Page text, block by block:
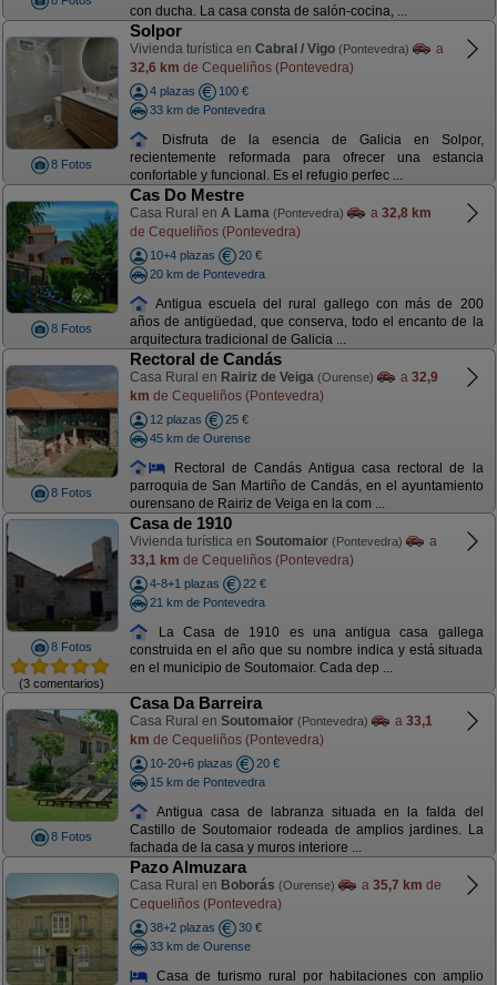
con ducha. La casa consta de salón-cocina, ...
8 Fotos
Solpor
Vivienda turística en Cabral / Vigo (Pontevedra)
a
32,6 km de Cequeliños (Pontevedra)
4 plazas
100 €
33 km de Pontevedra
Disfruta de la esencia de Galicia en Solpor,
recientemente reformada para ofrecer una estancia
confortable y funcional. Es el refugio perfec ...
8 Fotos
Cas Do Mestre
Casa Rural en A Lama (Pontevedra) a 32,8 km
de Cequeliños (Pontevedra)
10+4 plazas
20 €
20 km de Pontevedra
Antigua escuela del rural gallego con más de 200
años de antigüedad, que conserva, todo el encanto de la
arquitectura tradicional de Galicia ...
8 Fotos
Rectoral de Candás
Casa Rural en Rairiz de Veiga (Ourense) a 32,9
km de Cequeliños (Pontevedra)
12 plazas
25 €
45 km de Ourense
Rectoral de Candás Antigua casa rectoral de la
parroquia de San Martiño de Candás, en el ayuntamiento
ourensano de Rairiz de Veiga en la com ...
8 Fotos
(3 comentarios)
Casa de 1910
Vivienda turística en Soutomaior (Pontevedra)
a
33,1 km de Cequeliños (Pontevedra)
4-8+1 plazas
22 €
21 km de Pontevedra
La Casa de 1910 es una antigua casa gallega
construida en el año que su nombre indica y está situada
en el municipio de Soutomaior. Cada dep ...
8 Fotos
Casa Da Barreira
Casa Rural en Soutomaior (Pontevedra) a 33,1
km de Cequeliños (Pontevedra)
10-20+6 plazas
20 €
15 km de Pontevedra
Antigua casa de labranza situada en la falda del
Castillo de Soutomaior rodeada de amplios jardines. La
fachada de la casa y muros interiore ...
Pazo Almuzara
Casa Rural en Boborás (Ourense) a 35,7 km de
Cequeliños (Pontevedra)
38+2 plazas
30 €
33 km de Ourense
Casa de turismo rural por habitaciones con amplio